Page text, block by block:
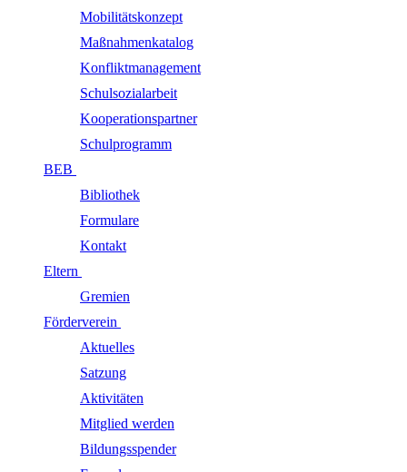
Mobilitätskonzept
Maßnahmenkatalog
Konfliktmanagement
Schulsozialarbeit
Kooperationspartner
Schulprogramm
BEB
Bibliothek
Formulare
Kontakt
Eltern
Gremien
Förderverein
Aktuelles
Satzung
Aktivitäten
Mitglied werden
Bildungsspender